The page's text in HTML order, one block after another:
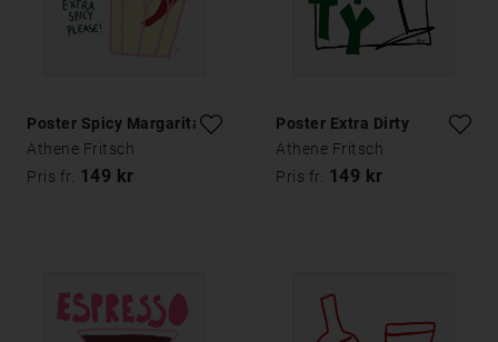
Poster Spicy Margarita
Athene Fritsch
Pris fr. 149 kr
Poster Extra Dirty
Athene Fritsch
Pris fr. 149 kr